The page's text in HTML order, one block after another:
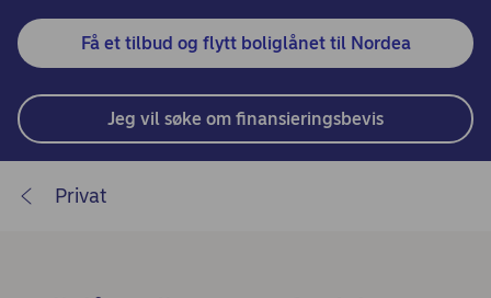
Få et tilbud og flytt boliglånet til Nordea
Jeg vil søke om finansieringsbevis
Privat